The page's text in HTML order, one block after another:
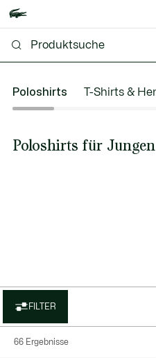
Poloshirts T-Shirts &
Poloshirts für
FILTER
66 Ergebnisse